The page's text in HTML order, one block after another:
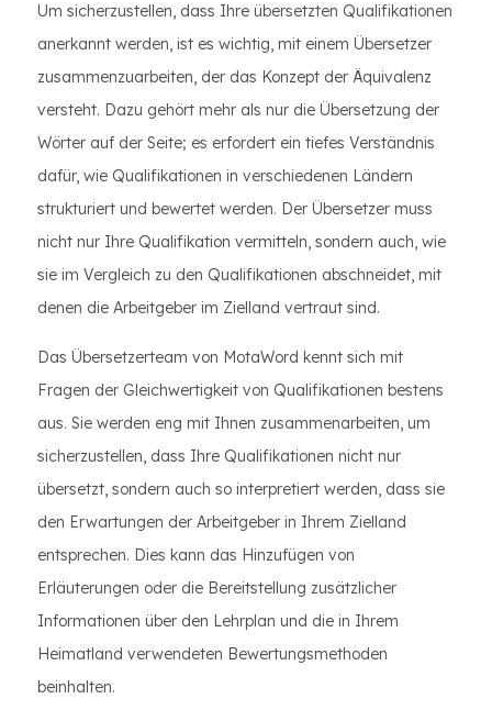
Um sicherzustellen, dass Ihre übersetzten Qualifikationen
anerkannt werden, ist es wichtig, mit einem Übersetzer
zusammenzuarbeiten, der das Konzept der Äquivalenz
versteht. Dazu gehört mehr als nur die Übersetzung der
Wörter auf der Seite; es erfordert ein tiefes Verständnis
dafür, wie Qualifikationen in verschiedenen Ländern
strukturiert und bewertet werden. Der Übersetzer muss
nicht nur Ihre Qualifikation vermitteln, sondern auch, wie
sie im Vergleich zu den Qualifikationen abschneidet, mit
denen die Arbeitgeber im Zielland vertraut sind.
Das Übersetzerteam von MotaWord kennt sich mit
Fragen der Gleichwertigkeit von Qualifikationen bestens
aus. Sie werden eng mit Ihnen zusammenarbeiten, um
sicherzustellen, dass Ihre Qualifikationen nicht nur
übersetzt, sondern auch so interpretiert werden, dass sie
den Erwartungen der Arbeitgeber in Ihrem Zielland
entsprechen. Dies kann das Hinzufügen von
Erläuterungen oder die Bereitstellung zusätzlicher
Informationen über den Lehrplan und die in Ihrem
Heimatland verwendeten Bewertungsmethoden
beinhalten.